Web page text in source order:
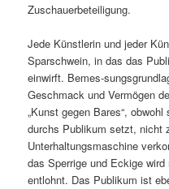
Zuschauerbeteiligung.
Jede Künstlerin und jeder
Sparschwein, in das das
einwirft. Bemes-
Geschmack und Vermögen
„Kunst gegen Bares“,
durchs Publikum setzt, nicht
Unterhaltungsmaschine
das Sperrige und Eckige
entlohnt. Das Publikum ist